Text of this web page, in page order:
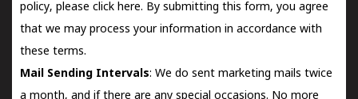
policy, please click here. By submitting this form, you agree
that we may process your information in accordance with
these terms.
Mail Sending Intervals: We do sent marketing mails twice
a month, and if there are any special occasions. No more